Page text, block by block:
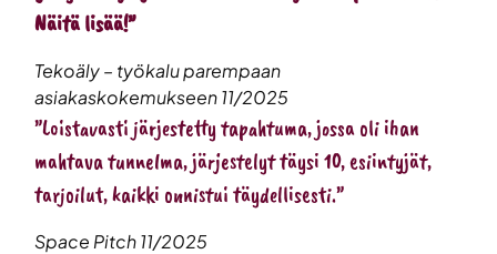
Näitä lisää!”
Tekoäly – työkalu parempaan
asiakaskokemukseen 11/2025
”Loistavasti järjestetty tapahtuma, jossa oli ihan
mahtava tunnelma, järjestelyt täysi 10, esiintyjät,
tarjoilut, kaikki onnistui täydellisesti.”
Space Pitch 11/2025